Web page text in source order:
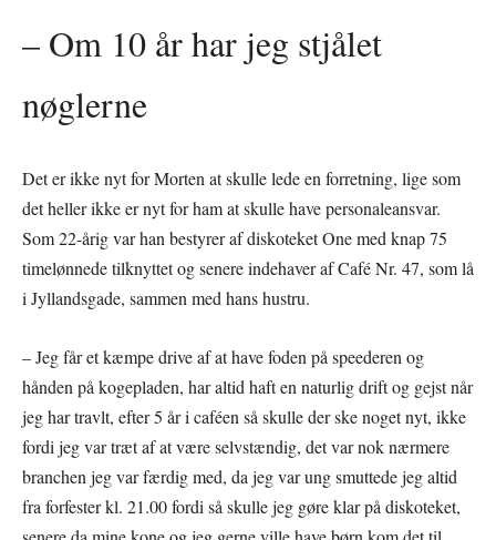
– Om 10 år har jeg stjålet
nøglerne
Det er ikke nyt for Morten at skulle lede en forretning, lige som
det heller ikke er nyt for ham at skulle have personaleansvar.
Som 22-årig var han bestyrer af diskoteket One med knap 75
timelønnede tilknyttet og senere indehaver af Café Nr. 47, som lå
i Jyllandsgade, sammen med hans hustru.
– Jeg får et kæmpe drive af at have foden på speederen og
hånden på kogepladen, har altid haft en naturlig drift og gejst når
jeg har travlt, efter 5 år i caféen så skulle der ske noget nyt, ikke
fordi jeg var træt af at være selvstændig, det var nok nærmere
branchen jeg var færdig med, da jeg var ung smuttede jeg altid
fra forfester kl. 21.00 fordi så skulle jeg gøre klar på diskoteket,